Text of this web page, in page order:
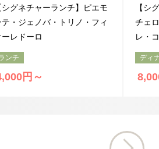
シグネチャーランチ】ピエモ
テ・ジェノバ・トリノ・フィ
ーレドーロ
ンチ
円～
【シ
チェ
レ・
ディ